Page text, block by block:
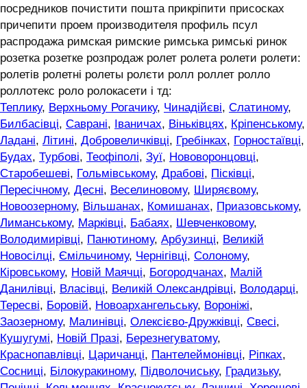
посредников почистити пошта прикріпити присосках
причепити проем производителя профиль псул
распродажа римская римские римська римські ринок
розетка розетке розпродаж ролет ролета ролети ролети:
ролетів ролетні ролеты ролєти ролл роллет ролло
роллотекс роло ролокасети і тд:
Теплику, Верхньому Рогачику, Чинадійєві, Слатиному,
Билбасівці, Саврані, Іваничах, Віньківцях, Кріпенському,
Ладані, Літині, Добровеличківці, Гребінках, Горностаївці,
Будах, Турбові, Теофіполі, Зуї, Нововоронцовці,
Старобешеві, Гольмівському, Драбові, Пісківці,
Пересічному, Десні, Веселиновому, Ширяєвому,
Новоозерному, Вільшанах, Комишанах, Приазовському,
Лиманському, Марківці, Бабаях, Шевченковому,
Володимирівці, Панютиному, Арбузинці, Великій
Новосілці, Ємільчиному, Чернігівці, Солоному,
Кіровському, Новій Маячці, Богородчанах, Малій
Данилівці, Власівці, Великій Олександрівці, Володарці,
Тересві, Боровій, Новоархангельську, Вороніжі,
Заозерному, Малинівці, Олексієво-Дружківці, Свесі,
Кушугумі, Новій Празі, Березнегуватому,
Краснопавлівці, Царичанці, Пантелеймонівці, Ріпках,
Сосниці, Білокуракиному, Підволочиську, Градизьку,